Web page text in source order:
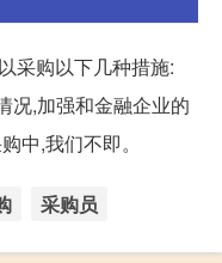
采购以下几种措施:
况,加强和金融企业的
中,我们不即。
采购员